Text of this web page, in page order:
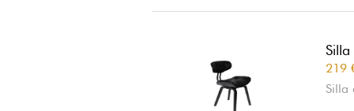
219
Silla